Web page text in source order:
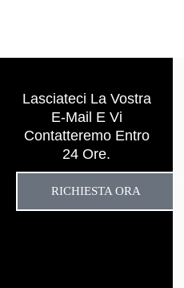
Lasciateci La Vostra
E-Mail E Vi
Contatteremo Entro
24 Ore.
RICHIESTA ORA